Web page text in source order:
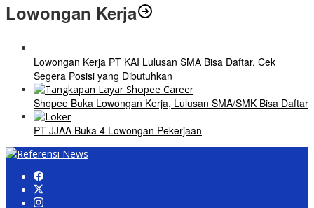
Lowongan Kerja
Lowongan Kerja PT KAI Lulusan SMA Bisa Daftar, Cek
Segera Posisi yang Dibutuhkan
Shopee Buka Lowongan Kerja, Lulusan SMA/SMK Bisa Daftar
PT JJAA Buka 4 Lowongan Pekerjaan